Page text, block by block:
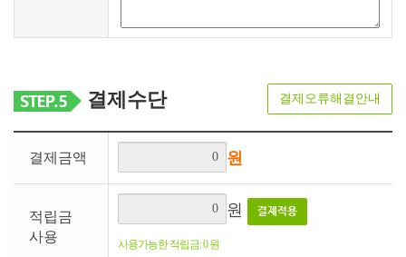
결제수단 결제오류해결안내
결제금액 원
적립금
사용
원 결제적용
사용가능한 적립금: 0 원